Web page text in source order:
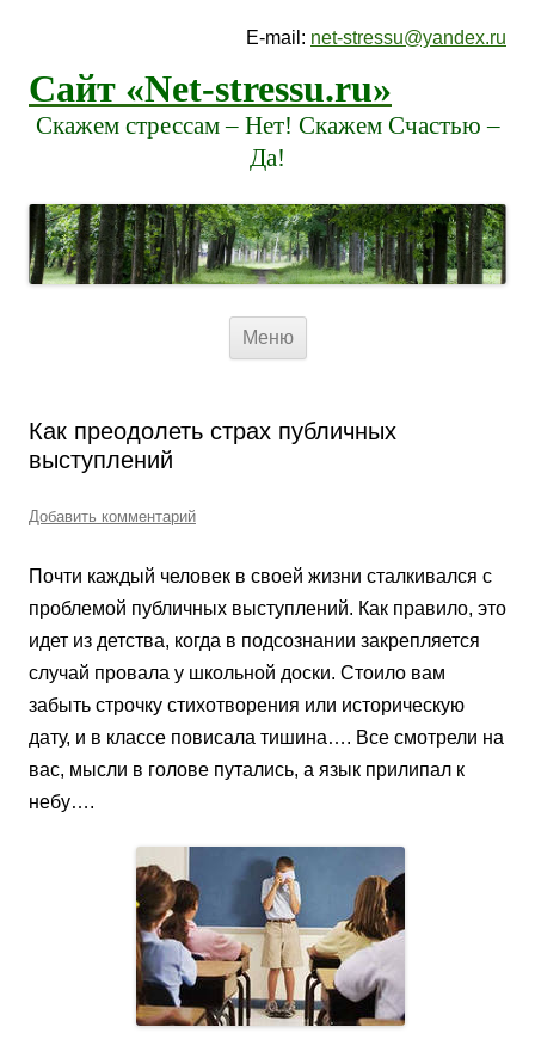
E-mail: net-stressu@yandex.ru
Сайт «Net-stressu.ru»
Скажем стрессам – Нет! Скажем Счастью –
Да!
Меню
Как преодолеть страх публичных
выступлений
Добавить комментарий
Почти каждый человек в своей жизни сталкивался с
проблемой публичных выступлений. Как правило, это
идет из детства, когда в подсознании закрепляется
случай провала у школьной доски. Стоило вам
забыть строчку стихотворения или историческую
дату, и в классе повисала тишина…. Все смотрели на
вас, мысли в голове путались, а язык прилипал к
небу….